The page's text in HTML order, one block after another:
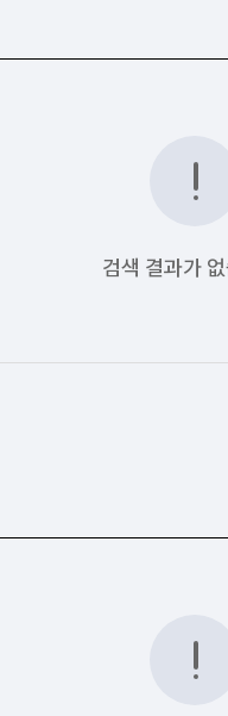
검색 결과가